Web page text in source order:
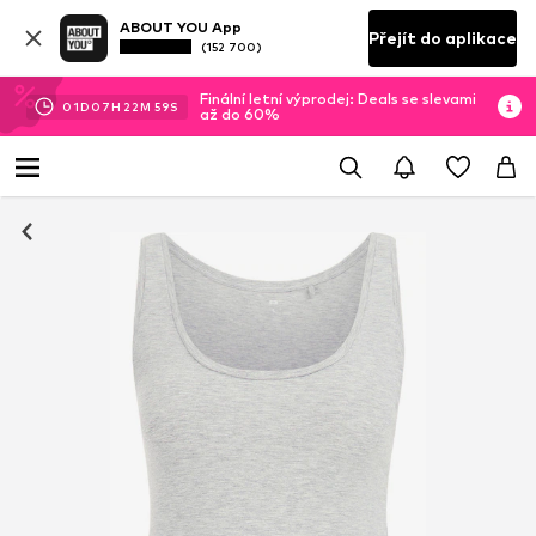
ABOUT YOU App
(152 700) Přejít do aplikace
01D 07H 22M 59S
Finální letní výprodej: Deals se slevami
až do 60%